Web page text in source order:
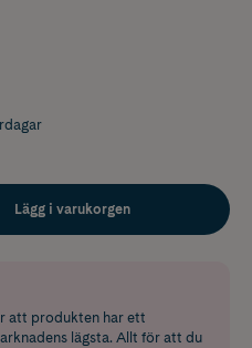
Lägg i varukorgen
att produkten har ett
lägsta. Allt för att du